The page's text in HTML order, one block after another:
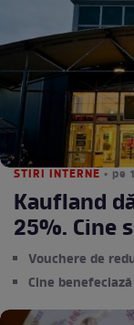
STIRI INTERNE • pe
Kaufland
25%. Cine
Vouchere de
Cine